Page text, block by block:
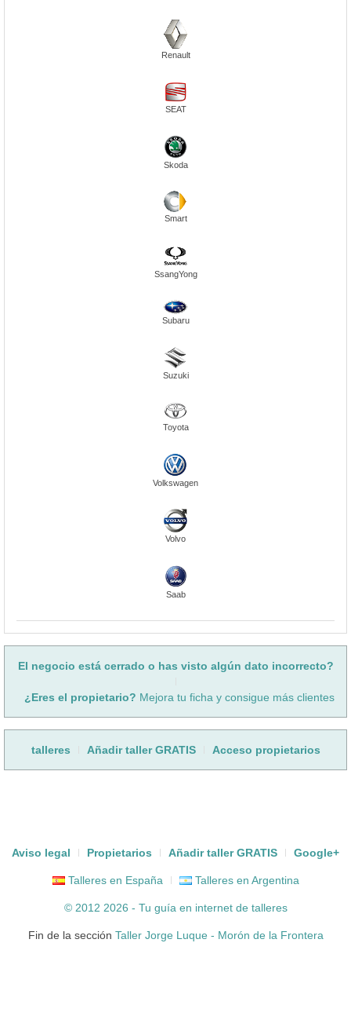
Renault
SEAT
Skoda
Smart
SsangYong
Subaru
Suzuki
Toyota
Volkswagen
Volvo
Saab
El negocio está cerrado o has visto algún dato incorrecto?
¿Eres el propietario? Mejora tu ficha y consigue más clientes
talleres Añadir taller GRATIS Acceso propietarios
Aviso legal Propietarios Añadir taller GRATIS Google+
Talleres en España Talleres en Argentina
© 2012 2026 - Tu guía en internet de talleres
Fin de la sección Taller Jorge Luque - Morón de la Frontera